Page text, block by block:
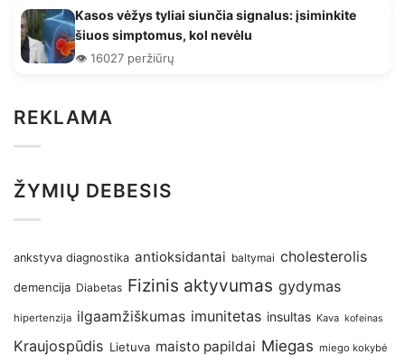
Kasos vėžys tyliai siunčia signalus: įsiminkite
šiuos simptomus, kol nevėlu
👁️ 16027 peržiūrų
REKLAMA
ŽYMIŲ DEBESIS
ankstyva diagnostika antioksidantai baltymai cholesterolis
demencija Diabetas Fizinis aktyvumas gydymas
hipertenzija ilgaamžiškumas imunitetas insultas Kava kofeinas
Kraujospūdis Lietuva maisto papildai Miegas miego kokybė